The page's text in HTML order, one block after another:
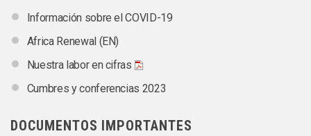
Información sobre el COVID-19
Africa Renewal (EN)
Nuestra labor en cifras
Cumbres y conferencias 2023
DOCUMENTOS IMPORTANTES